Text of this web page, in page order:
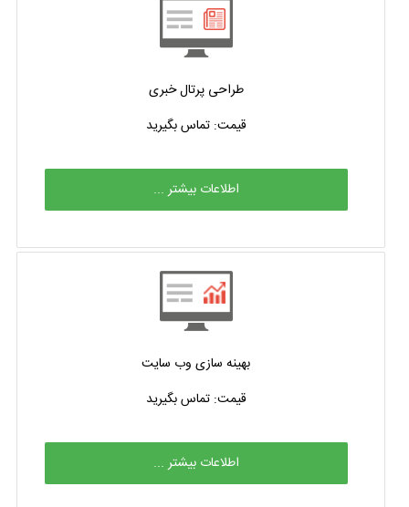
طراحی پرتال خبری
قیمت: تماس بگیرید
اطلاعات بیشتر ...
بهینه سازی وب سایت
قیمت: تماس بگیرید
اطلاعات بیشتر ...